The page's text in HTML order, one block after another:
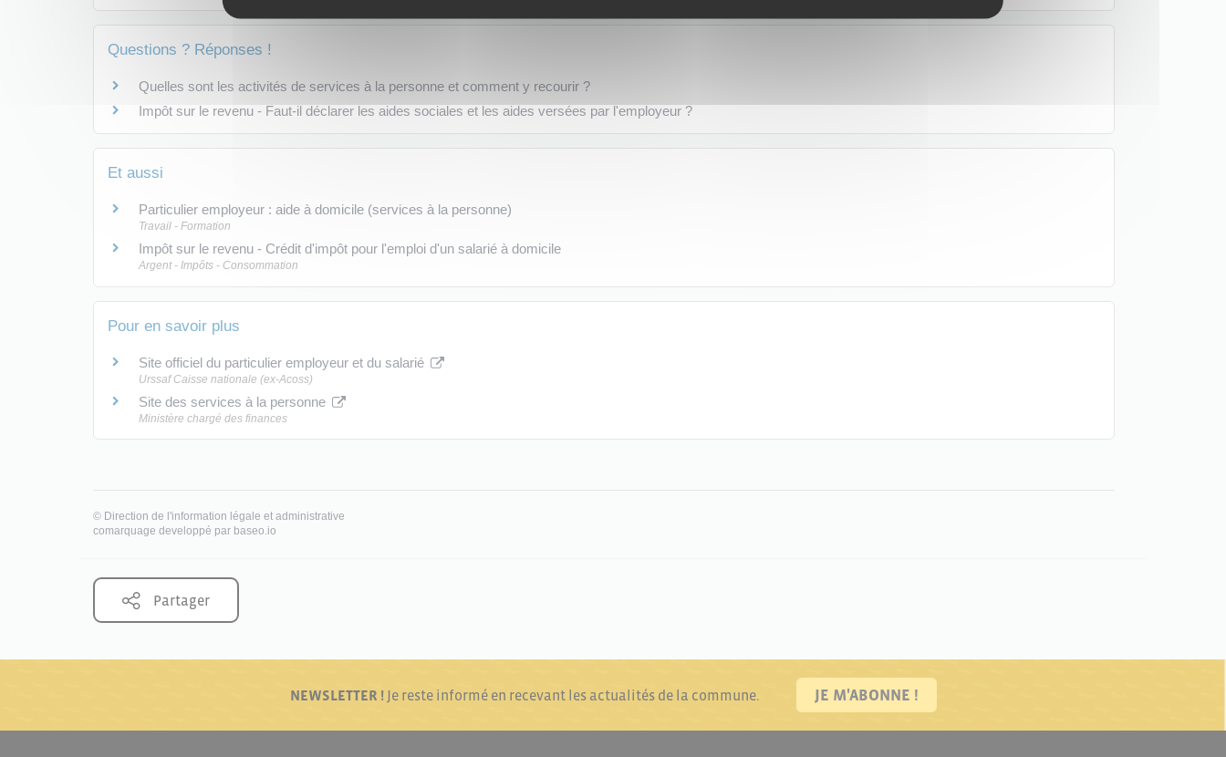
Questions ? Réponses !
Quelles sont les activités de services à la personne et comment y recourir ?
Impôt sur le revenu - Faut-il déclarer les aides sociales et les aides versées par l'employeur ?
Et aussi
Particulier employeur : aide à domicile (services à la personne)
Travail - Formation
Impôt sur le revenu - Crédit d'impôt pour l'emploi d'un salarié à domicile
Argent - Impôts - Consommation
Pour en savoir plus
Site officiel du particulier employeur et du salarié
Urssaf Caisse nationale (ex-Acoss)
Site des services à la personne
Ministère chargé des finances
© Direction de l'information légale et administrative
comarquage developpé par baseo.io
Partager
NEWSLETTER !Je reste informé en recevant les actualités de la commune. JE M'ABONNE !